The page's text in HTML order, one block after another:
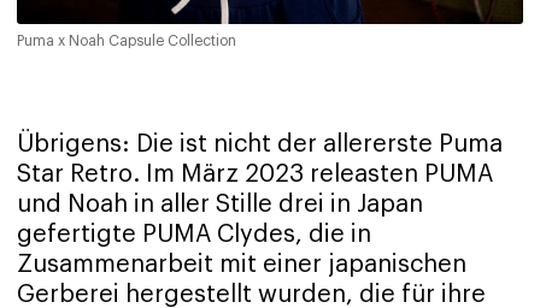
Puma x Noah Capsule Collection
Übrigens: Die ist nicht der allererste Puma
Star Retro. Im März 2023 releasten PUMA
und Noah in aller Stille drei in Japan
gefertigte PUMA Clydes, die in
Zusammenarbeit mit einer japanischen
Gerberei hergestellt wurden, die für ihre